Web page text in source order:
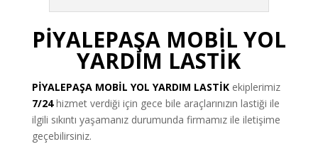
PİYALEPAŞA MOBİL YOL
YARDIM LASTİK
PİYALEPAŞA MOBİL YOL YARDIM LASTİKekiplerimiz
7/24hizmet verdiği için gece bile araçlarınızın lastiği ile
ilgili sıkıntı yaşamanız durumunda firmamız ile iletişime
geçebilirsiniz.